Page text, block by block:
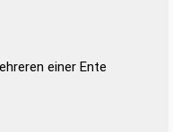
einer Ente